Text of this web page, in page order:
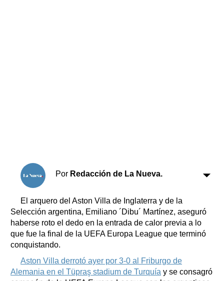
Por Redacción de La Nueva.
El arquero del Aston Villa de Inglaterra y de la
Selección argentina, Emiliano ´Dibu´ Martínez, aseguró
haberse roto el dedo en la entrada de calor previa a lo
que fue la final de la UEFA Europa League que terminó
conquistando.
Aston Villa derrotó ayer por 3-0 al Friburgo de
Alemania en el Tüpraş stadium de Turquía y se consagró